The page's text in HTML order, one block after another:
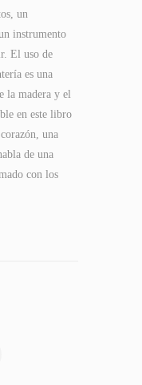
un
instrumento
El uso de
es una
la madera y el
en este libro
una
de una
con los